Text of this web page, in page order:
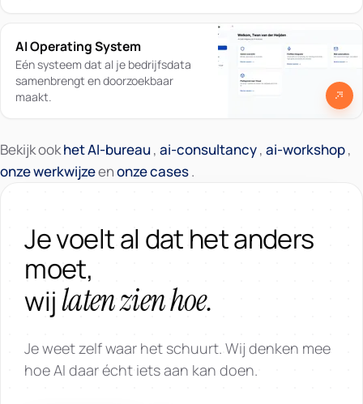
AI Operating System
Eén systeem dat al je bedrijfsdata
samenbrengt en doorzoekbaar
maakt.
Bekijk ookhet AI-bureau, ai-consultancy, ai-workshop,
onze werkwijzeenonze cases.
Je voelt al dat het anders
moet,
wijlaten zien hoe.
Je weet zelf waar het schuurt. Wij denken mee
hoe AI daar écht iets aan kan doen.